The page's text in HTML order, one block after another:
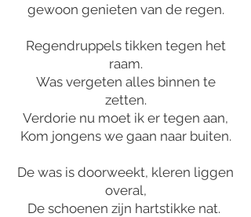
gewoon genieten van de regen.
Regendruppels tikken tegen het
raam.
Was vergeten alles binnen te
zetten.
Verdorie nu moet ik er tegen aan,
Kom jongens we gaan naar buiten.
De was is doorweekt, kleren liggen
overal,
De schoenen zijn hartstikke nat.